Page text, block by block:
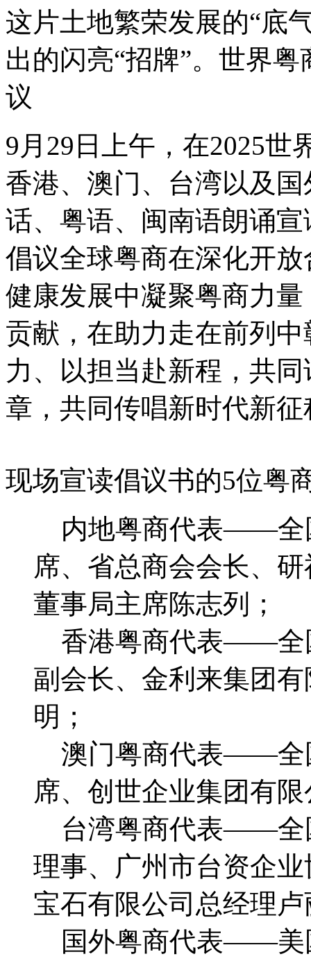
这片土地繁荣发展的“底
出的闪亮“招牌”。世界
议
9月29日上午，在2025世
香港、澳门、台湾以及
话、粤语、闽南语朗诵
倡议全球粤商在深化开
健康发展中凝聚粤商力
贡献，在助力走在前列
力、以担当赴新程，共
章，共同传唱新时代新
现场宣读倡议书的5位粤
内地粤商代表——全
席、省总商会会长、
董事局主席陈志列；
香港粤商代表——全
副会长、金利来集团
明；
澳门粤商代表——全
席、创世企业集团有
台湾粤商代表——全
理事、广州市台资企
宝石有限公司总经理
国外粤商代表——美